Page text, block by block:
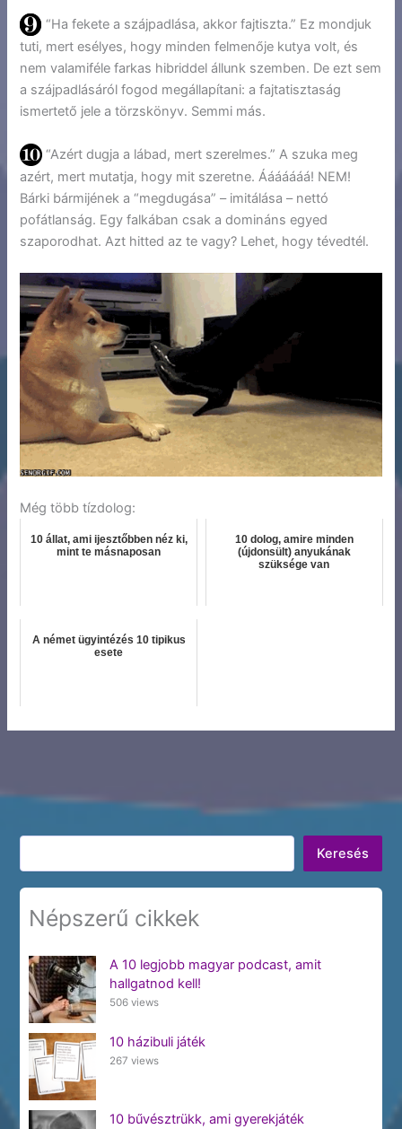
“Ha fekete a szájpadlása, akkor fajtiszta.” Ez mondjuk
tuti, mert esélyes, hogy minden felmenője kutya volt, és
nem valamiféle farkas hibriddel állunk szemben. De ezt sem
a szájpadlásáról fogod megállapítani: a fajtatisztaság
ismertető jele a törzskönyv. Semmi más.
“Azért dugja a lábad, mert szerelmes.” A szuka meg
azért, mert mutatja, hogy mit szeretne. Ááááááá! NEM!
Bárki bármijének a “megdugása” – imitálása – nettó
pofátlanság. Egy falkában csak a domináns egyed
szaporodhat. Azt hitted az te vagy? Lehet, hogy tévedtél.
Még több tízdolog:
10 állat, ami ijesztőbben néz ki,
mint te másnaposan
10 dolog, amire minden
(újdonsült) anyukának
szüksége van
A német ügyintézés 10 tipikus
esete
Keresés
Keresés
Népszerű cikkek
A 10 legjobb magyar podcast, amit
hallgatnod kell!
506 views
10 házibuli játék
267 views
10 bűvésztrükk, ami gyerekjáték